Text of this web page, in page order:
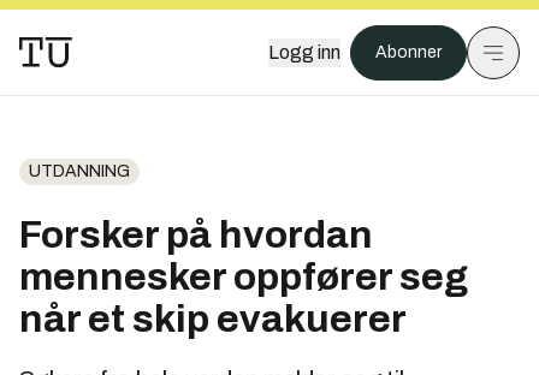
Logg inn Abonner
UTDANNING
Forsker på hvordan
mennesker oppfører seg
når et skip evakuerer